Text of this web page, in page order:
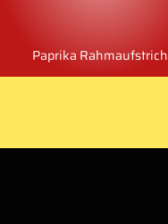
Paprika Rahmaufstrich